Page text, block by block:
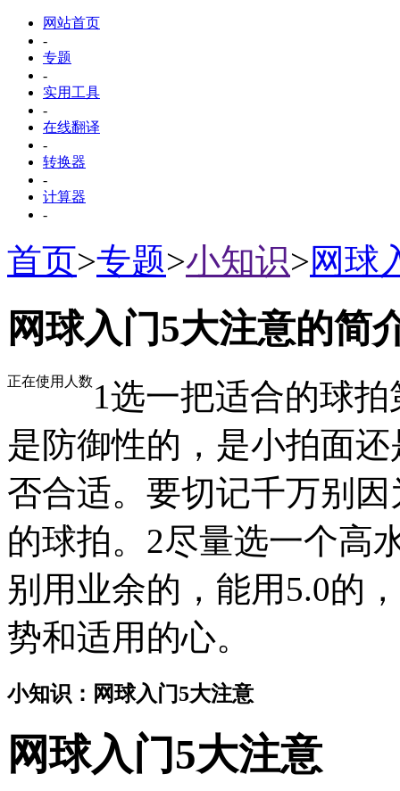
网站首页
-
专题
-
实用工具
-
在线翻译
-
转换器
-
计算器
-
首页>专题>小知识>网球
网球入门5大注意的简
正在使用人数 1选一把适合的球
是防御性的，是小拍面
否合适。要切记千万别
的球拍。2尽量选一个高
别用业余的，能用5.0的
势和适用的心。
小知识：网球入门5大注意
网球入门5大注意